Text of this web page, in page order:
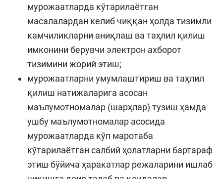
мурожаатларда кўтарилаётган
масалалардан келиб чиққан ҳолда тизимли
камчиликларни аниқлаш ва таҳлил қилиш
имконини берувчи электрон ахборот
тизимини жорий этиш;
мурожаатларни умумлаштириш ва таҳлил
қилиш натижаларига асосан
маълумотномалар (шарҳлар) тузиш ҳамда
ушбу маълумотномалар асосида
мурожаатларда кўп маротаба
кўтарилаётган салбий ҳолатларни бартараф
этиш бўйича ҳаракатлар режаларини ишлаб